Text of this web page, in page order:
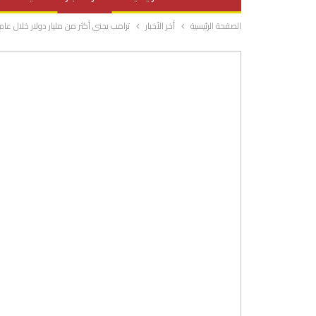
صحة وتغذية
المرأة والحياة الصفحة الرئيسية أخر الأخبار ترامب يجني أكثر من مليار دولار خلال